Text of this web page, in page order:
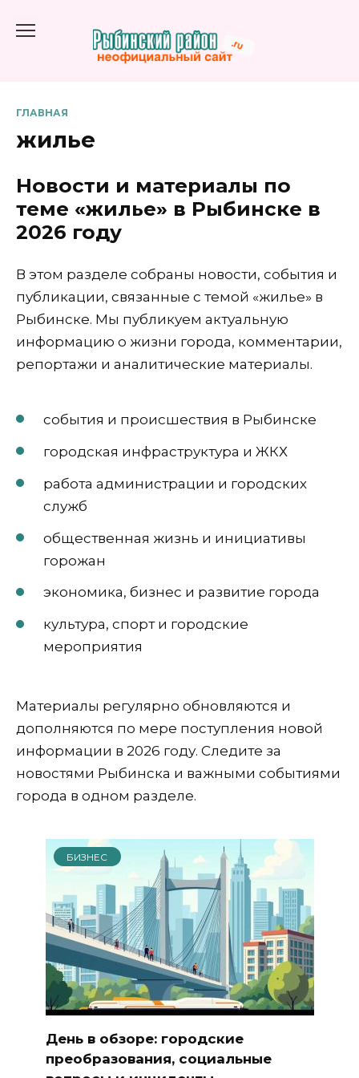
содержанию
ГЛАВНАЯ
жилье
Новости и материалы по
теме «жилье» в Рыбинске в
2026 году
В этом разделе собраны новости, события и
публикации, связанные с темой «жилье» в
Рыбинске. Мы публикуем актуальную
информацию о жизни города, комментарии,
репортажи и аналитические материалы.
события и происшествия в Рыбинске
городская инфраструктура и ЖКХ
работа администрации и городских
служб
общественная жизнь и инициативы
горожан
экономика, бизнес и развитие города
культура, спорт и городские
мероприятия
Материалы регулярно обновляются и
дополняются по мере поступления новой
информации в 2026 году. Следите за
новостями Рыбинска и важными событиями
города в одном разделе.
БИЗНЕС
День в обзоре: городские
преобразования, социальные